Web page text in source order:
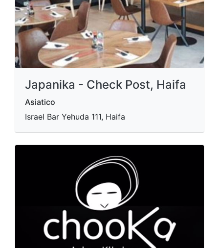
Japanika - Check Post, Haifa
Asiatico
Israel Bar Yehuda 111, Haifa